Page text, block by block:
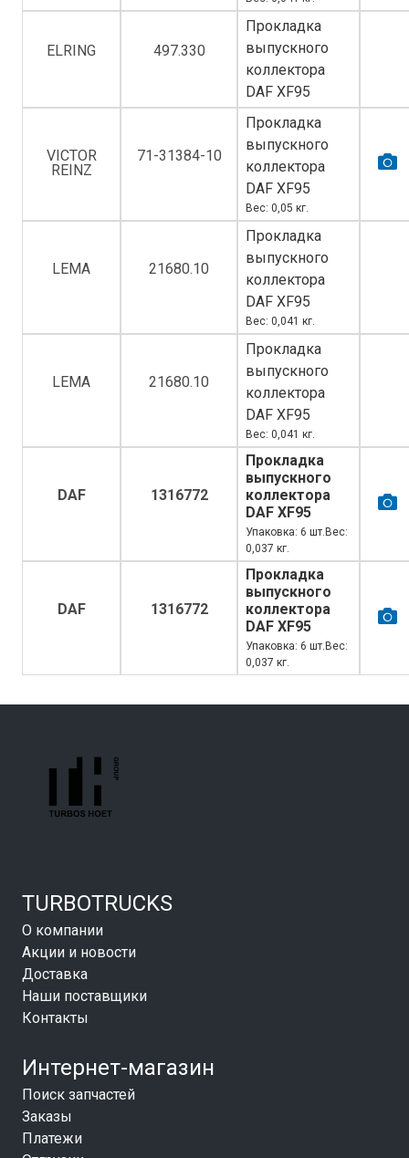
ELRING 497.330
Прокладка
выпускного
коллектора
DAF XF95
VICTOR
REINZ
71-31384-10
Прокладка
выпускного
коллектора
DAF XF95
Вес: 0,05 кг.
LEMA 21680.10
Прокладка
выпускного
коллектора
DAF XF95
Вес: 0,041 кг.
LEMA 21680.10
Прокладка
выпускного
коллектора
DAF XF95
Вес: 0,041 кг.
DAF 1316772
Прокладка
выпускного
коллектора
DAF XF95
Упаковка: 6 шт.Вес:
0,037 кг.
DAF 1316772
Прокладка
выпускного
коллектора
DAF XF95
Упаковка: 6 шт.Вес:
0,037 кг.
TURBOTRUCKS
О компании
Акции и новости
Доставка
Наши поставщики
Контакты
Интернет-магазин
Поиск запчастей
Заказы
Платежи